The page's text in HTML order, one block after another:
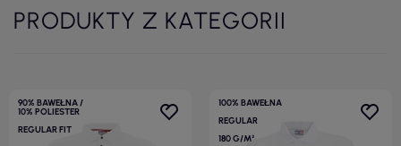
PRODUKTY Z KATEGORII
90% BAWEŁNA /
10% POLIESTER
REGULAR FIT
100% BAWEŁNA
REGULAR
180 G/M²